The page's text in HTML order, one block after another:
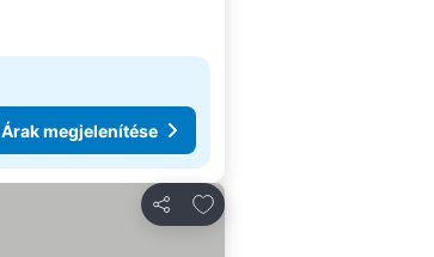
Árak megjelenítése
Megosztás
Hozzáadás a kedvencekhez